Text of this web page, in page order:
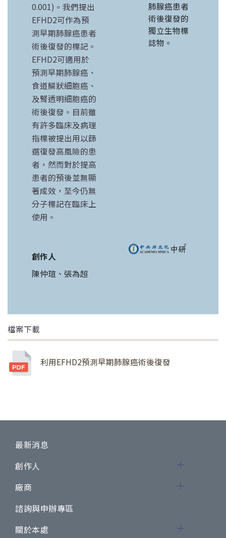
0.001)。我們提出
EFHD2可作為預
測早期肺腺癌患者
術後復發的標記。
EFHD2可適用於
預測早期肺腺癌、
食道鱗狀細胞癌、
及腎透明細胞癌的
術後復發。目前雖
有許多臨床及病理
指標被提出用以篩
選復發高風險的患
者，然而對於提高
患者的預後並無顯
著成效，至今仍無
分子標記在臨床上
使用。
肺腺癌患者
術後復發的
獨立生物標
誌物。
創作人
陳仲瑄、張為超
檔案下載
利用EFHD2預測早期肺腺癌術後復發
最新消息
創作人
廠商
諮詢與申辦專區
關於本處